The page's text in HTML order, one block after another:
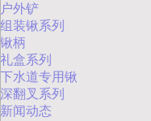
户外铲
组装锹系列
锹柄
礼盒系列
下水道专用锹
深翻叉系列
新闻动态